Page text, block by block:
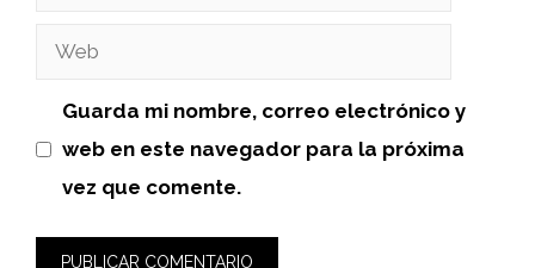
Web
Guarda mi nombre, correo electrónico y
web en este navegador para la próxima
vez que comente.